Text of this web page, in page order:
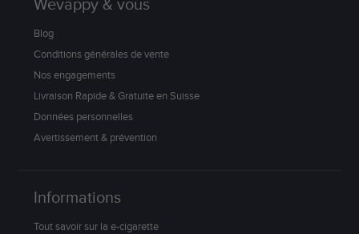
Wevappy & vous
Blog
Conditions générales de vente
Nos engagements
Livraison Rapide & Gratuite en Suisse
Données personnelles
Avertissement & prévention
Informations
Tout savoir sur la e-cigarette